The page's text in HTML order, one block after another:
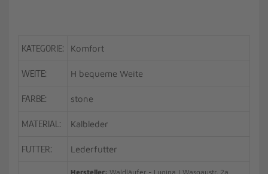
KATEGORIE: Komfort
WEITE: H bequeme Weite
FARBE: stone
MATERIAL: Kalbleder
FUTTER: Lederfutter
Hersteller: Waldläufer - Lugina | Wasgaustr. 2a,